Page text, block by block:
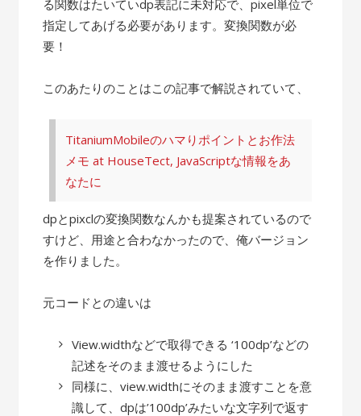
る関数はたいていdp表記に未対応で、pixel単位で
指定してあげる必要があります。変換関数が必
要！
このあたりのことはこの記事で解説されていて、
TitaniumMobileのハマりポイントとお作法
メモ at HouseTect, JavaScriptな情報をあ
なたに
dpとpixclの変換関数なんかも提案されているので
すけど、用途と合わなかったので、俺バージョン
を作りました。
元コードとの違いは
View.widthなどで取得できる ‘100dp’などの
記述をそのまま渡せるようにした
同様に、view.widthにそのまま渡すことを意
識して、dpは’100dp’みたいな文字列で返す